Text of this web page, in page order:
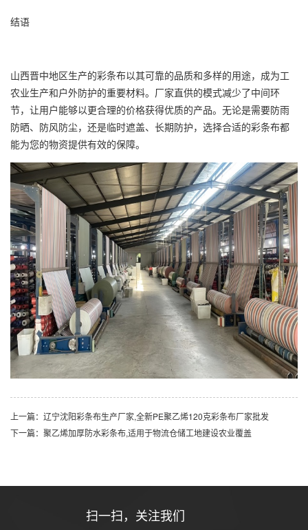
结语
山西晋中地区生产的彩条布以其可靠的品质和多样的用途，成为工
农业生产和户外防护的重要材料。厂家直供的模式减少了中间环
节，让用户能够以更合理的价格获得优质的产品。无论是需要防雨
防晒、防风防尘，还是临时遮盖、长期防护，选择合适的彩条布都
能为您的物资提供有效的保障。
上一篇：辽宁沈阳彩条布生产厂家,全新PE聚乙烯120克彩条布厂家批发
下一篇：聚乙烯加厚防水彩条布,适用于物流仓储工地建设农业覆盖
扫一扫，关注我们